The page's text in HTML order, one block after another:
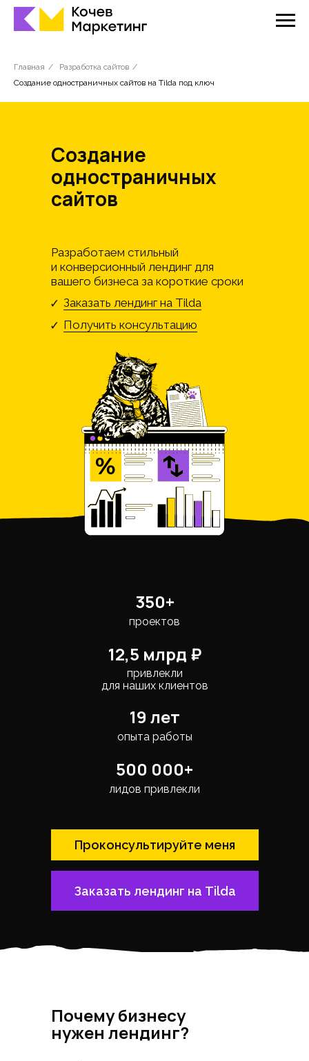
Главная / Разработка сайтов /
Создание одностраничных сайтов на Tilda под ключ
Создание
одностраничных
сайтов
Получить консультацию
✓
Заказать лендинг на Tilda
✓
Разработаем стильный
и конверсионный лендинг для
вашего бизнеса за короткие сроки
Проконсультируйте меня
Заказать лендинг на Tilda
проектов
350+
привлекли
для наших клиентов
12,5 млрд ₽
опыта работы
19 лет
лидов привлекли
500 000+
Почему бизнесу
нужен лендинг?